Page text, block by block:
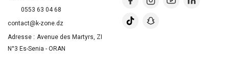
0553 63 04 68
contact@k-zone.dz
Adresse : Avenue des Martyrs, ZI
N°3 Es-Senia - ORAN